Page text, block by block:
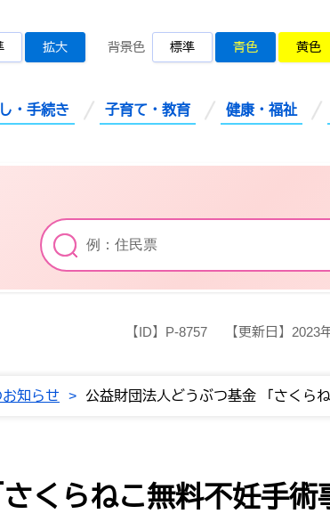
拡大 背景色 標準 青色 黄色
・手続き 子育て・教育 健康・福祉
【ID】 P-8757 【更新日】 2023
知らせ > 公益財団法人どうぶつ基金 「さくら
くらねこ無料不妊手術